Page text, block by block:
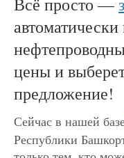
цены и
предложение!
Сейчас в нашей
Республики